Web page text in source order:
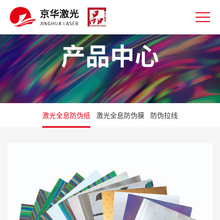
产品中心
激光全息防伪纸 激光全息防伪膜 防伪拉线